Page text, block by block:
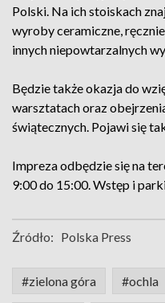
Polski. Na ich stoiskach
wyroby ceramiczne,
innych niepowtarzalnych
Będzie także okazja do
warsztatach oraz
świątecznych. Pojawi się
Impreza odbędzie się na
9:00 do 15:00. Wstęp i
Źródło: Polska Press
#zielona góra #ochla